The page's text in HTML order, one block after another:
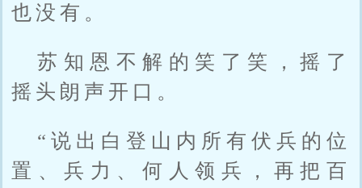
也没有。
苏知恩不解的笑了笑，摇了
摇头朗声开口。
“说出白登山内所有伏兵的位
置、兵力、何人领兵，再把百